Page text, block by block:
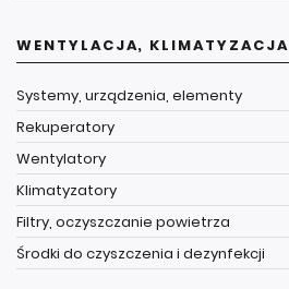
WENTYLACJA, KLIMATYZACJA
Systemy, urządzenia, elementy
Rekuperatory
Wentylatory
Klimatyzatory
Filtry, oczyszczanie powietrza
Środki do czyszczenia i dezynfekcji